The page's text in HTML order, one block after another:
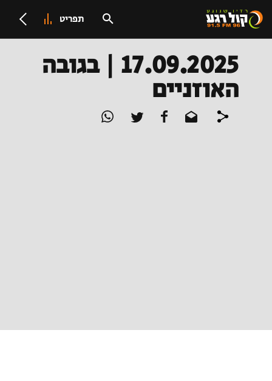
תפריט
17.09.2025 | בגובה
האוזניים